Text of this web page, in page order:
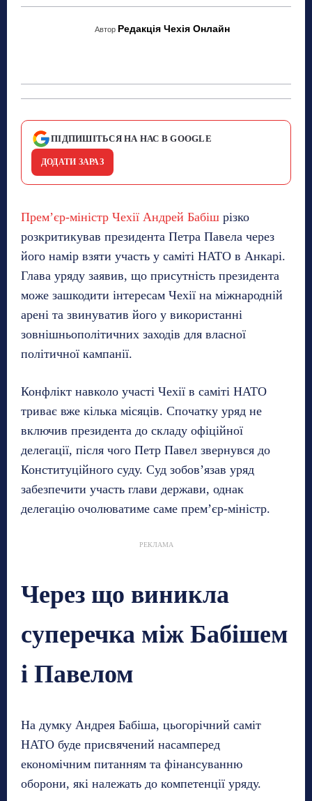
Автор Редакція Чехія Онлайн
ПІДПИШІТЬСЯ НА НАС В GOOGLE
ДОДАТИ ЗАРАЗ
Прем’єр-міністр Чехії Андрей Бабіш різко
розкритикував президента Петра Павела через
його намір взяти участь у саміті НАТО в Анкарі.
Глава уряду заявив, що присутність президента
може зашкодити інтересам Чехії на міжнародній
арені та звинуватив його у використанні
зовнішньополітичних заходів для власної
політичної кампанії.
Конфлікт навколо участі Чехії в саміті НАТО
триває вже кілька місяців. Спочатку уряд не
включив президента до складу офіційної
делегації, після чого Петр Павел звернувся до
Конституційного суду. Суд зобов’язав уряд
забезпечити участь глави держави, однак
делегацію очолюватиме саме прем’єр-міністр.
РЕКЛАМА
Через що виникла
суперечка між Бабішем
і Павелом
На думку Андрея Бабіша, цьогорічний саміт
НАТО буде присвячений насамперед
економічним питанням та фінансуванню
оборони, які належать до компетенції уряду.